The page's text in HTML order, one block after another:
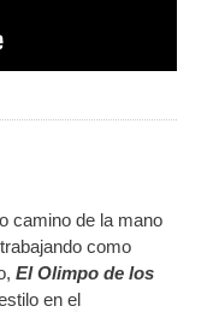
camino de la mano
como
El Olimpo de los
en el